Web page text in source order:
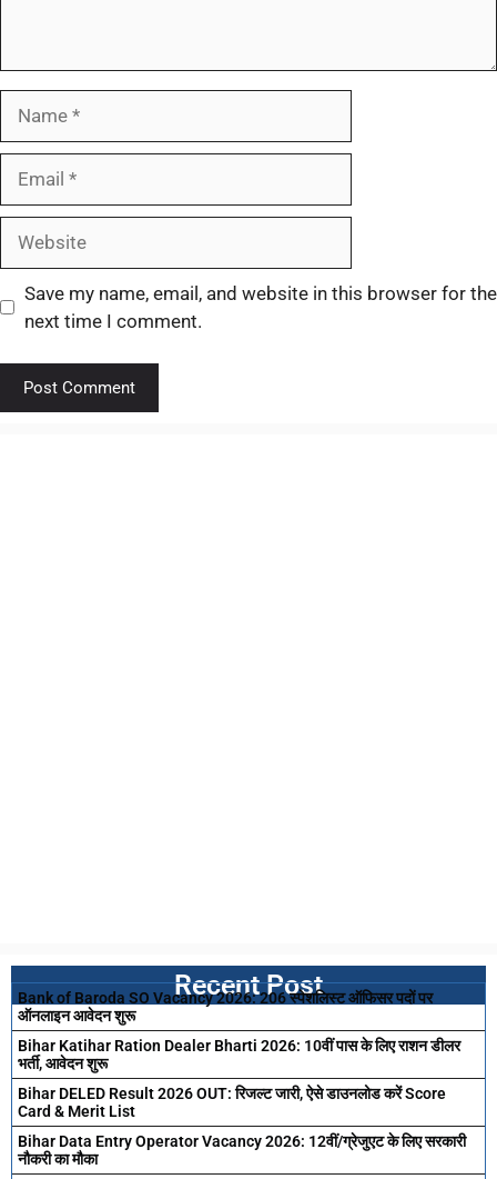
Save my name, email, and website in this browser for the
next time I comment.
Recent Post
Bank of Baroda SO Vacancy 2026: 206 स्पेशलिस्ट ऑफिसर पदों पर
ऑनलाइन आवेदन शुरू
Bihar Katihar Ration Dealer Bharti 2026: 10वीं पास के लिए राशन डीलर
भर्ती, आवेदन शुरू
Bihar DELED Result 2026 OUT: रिजल्ट जारी, ऐसे डाउनलोड करें Score
Card & Merit List
Bihar Data Entry Operator Vacancy 2026: 12वीं/ग्रेजुएट के लिए सरकारी
नौकरी का मौका